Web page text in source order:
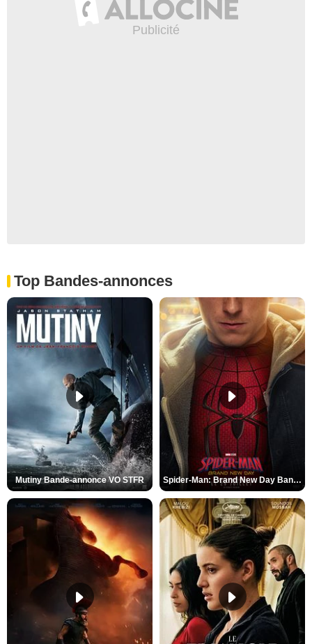
Top Bandes-annonces
Mutiny Bande-annonce VO STFR Spider-Man: Brand New Day Bande-annonce VO STFR